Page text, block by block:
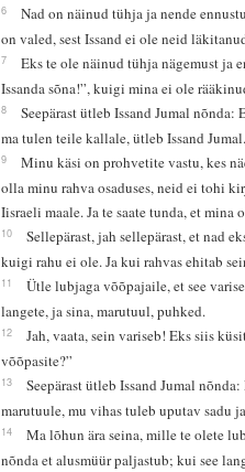
6
Nad on näinud tühja ja nende
on valed, sest Issand ei ole neid
7
Eks te ole näinud tühja nägemust ja
Issanda sõna!”, kuigi mina ei ole
8
Seepärast ütleb Issand Jumal
ma tulen teile kallale, ütleb Issand Jumal.
9
Minu käsi on prohvetite vastu, kes
olla minu rahva osaduses, neid ei tohi
Iisraeli maale. Ja te saate tunda, et mina
10
Sellepärast, jah sellepärast, et nad
kuigi rahu ei ole. Ja kui rahvas ehitab
11
Ütle lubjaga võõpajaile, et see
langete, ja sina, marutuul, puhked.
12
Jah, vaata, sein variseb! Eks siis
võõpasite?”
13
Seepärast ütleb Issand Jumal
marutuule, mu vihas tuleb uputav sadu
14
Ma lõhun ära seina, mille te olete
nõnda et alusmüür paljastub; kui see